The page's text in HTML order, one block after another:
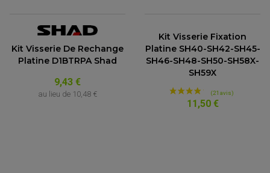
Kit Visserie De Rechange
Platine D1BTRPA Shad
9,43 €
au lieu de 10,48 €
Kit Visserie Fixation
Platine SH40-SH42-SH45-
SH46-SH48-SH50-SH58X-
SH59X
11,50 €